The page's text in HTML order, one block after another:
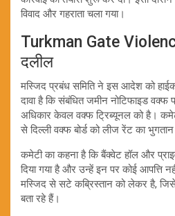
विवाद और गहराता चला गया।
Turkman Gate
दलील
मस्जिद प्रबंध समिति ने इस आदेश को
दावा है कि संबंधित जमीन नोटिफाइड वक्फ
अधिकार केवल वक्फ ट्रिब्यूनल को है।
से दिल्ली वक्फ बोर्ड को लीज रेंट का
कमेटी का कहना है कि बैंक्वेट हॉल और
दिया गया है और उन्हें इन पर कोई आपत्ति
मस्जिद से सटे कब्रिस्तान को लेकर है,
बता रहे हैं।